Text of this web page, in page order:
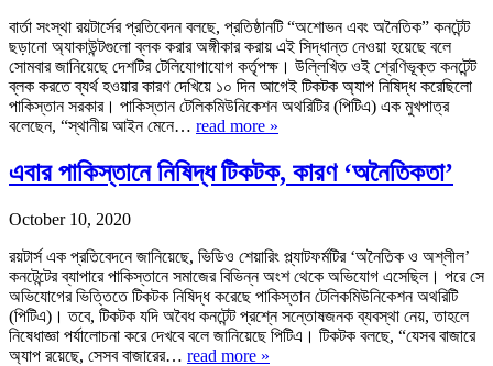
বার্তা সংস্থা রয়টার্সের প্রতিবেদন বলছে, প্রতিষ্ঠানটি “অশোভন এবং অনৈতিক” কনটেন্ট
ছড়ানো অ্যাকাউন্টগুলো ব্লক করার অঙ্গীকার করায় এই সিদ্ধান্ত নেওয়া হয়েছে বলে
সোমবার জানিয়েছে দেশটির টেলিযোগাযোগ কর্তৃপক্ষ। উল্লিখিত ওই শ্রেণিভূক্ত কনটেন্ট
ব্লক করতে ব্যর্থ হওয়ার কারণ দেখিয়ে ১০ দিন আগেই টিকটক অ্যাপ নিষিদ্ধ করেছিলো
পাকিস্তান সরকার। পাকিস্তান টেলিকমিউনিকেশন অথরিটির (পিটিএ) এক মুখপাত্র
বলেছেন, “স্থানীয় আইন মেনে… read more »
এবার পাকিস্তানে নিষিদ্ধ টিকটক, কারণ ‘অনৈতিকতা’
October 10, 2020
রয়টার্স এক প্রতিবেদনে জানিয়েছে, ভিডিও শেয়ারিং প্ল্যাটফর্মটির ‘অনৈতিক ও অশ্লীল’
কনটেন্টের ব্যাপারে পাকিস্তানে সমাজের বিভিন্ন অংশ থেকে অভিযোগ এসেছিল। পরে সে
অভিযোগের ভিত্তিতে টিকটক নিষিদ্ধ করেছে পাকিস্তান টেলিকমিউনিকেশন অথরিটি
(পিটিএ)। তবে, টিকটক যদি অবৈধ কনটেন্ট প্রশ্নে সন্তোষজনক ব্যবস্থা নেয়, তাহলে
নিষেধাজ্ঞা পর্যালোচনা করে দেখবে বলে জানিয়েছে পিটিএ। টিকটক বলছে, “যেসব বাজারে
অ্যাপ রয়েছে, সেসব বাজারের… read more »